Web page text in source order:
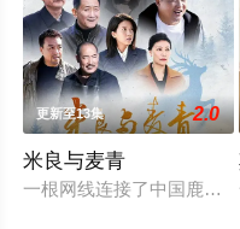
更新至13集 2.0
米良与麦青
一根网线连接了中国鹿鸣